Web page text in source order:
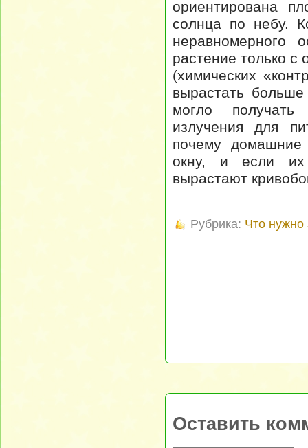
ориентирована
солнца по небу.
неравномерного
растение только с
(химических
вырастать
могло получать
излучения для
почему домашние
окну, и если их
вырастают
Рубрика: Что нужно
Оставить